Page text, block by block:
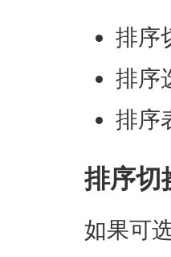
排序
排序
排序
排序切
如果可